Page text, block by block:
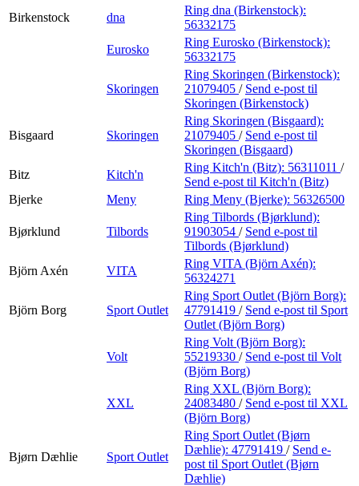
Birkenstock
dna
Ring dna (Birkenstock):
56332175
Eurosko
Ring Eurosko (Birkenstock):
56332175
Skoringen
Ring Skoringen (Birkenstock):
21079405 / Send e-post til
Skoringen (Birkenstock)
Bisgaard Skoringen
Ring Skoringen (Bisgaard):
21079405 / Send e-post til
Skoringen (Bisgaard)
Bitz
Kitch'n
Ring Kitch'n (Bitz): 56311011 /
Send e-post til Kitch'n (Bitz)
Bjerke
Meny Ring Meny (Bjerke): 56326500
Bjørklund Tilbords
Ring Tilbords (Bjørklund):
91903054 / Send e-post til
Tilbords (Bjørklund)
Björn Axén
VITA
Ring VITA (Björn Axén):
56324271
Björn Borg Sport Outlet
Ring Sport Outlet (Björn Borg):
47791419 / Send e-post til Sport
Outlet (Björn Borg)
Volt
Ring Volt (Björn Borg):
55219330 / Send e-post til Volt
(Björn Borg)
XXL
Ring XXL (Björn Borg):
24083480 / Send e-post til XXL
(Björn Borg)
Bjørn Dæhlie Sport Outlet
Ring Sport Outlet (Bjørn
Dæhlie): 47791419 / Send e-
post til Sport Outlet (Bjørn
Dæhlie)